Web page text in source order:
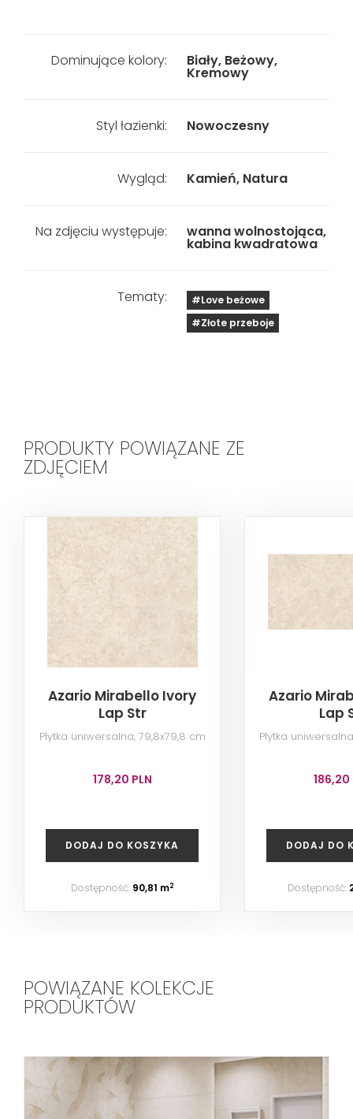
Dominujące kolory: Biały, Beżowy,
Kremowy
Styl łazienki: Nowoczesny
Wygląd: Kamień, Natura
Na zdjęciu występuje: wanna wolnostojąca,
kabina kwadratowa
Tematy:
#Love beżowe
#Złote przeboje
PRODUKTY POWIĄZANE ZE
ZDJĘCIEM
Azario Mirabello Ivory
Lap Str
Płytka uniwersalna, 79,8x79,8 cm
178,20 PLN
DODAJ DO KOSZYKA
Dostępność: 90,81 m2
Azario
Lap
Płytka
186,20
DODAJ DO
Dostępność:
POWIĄZANE KOLEKCJE
PRODUKTÓW